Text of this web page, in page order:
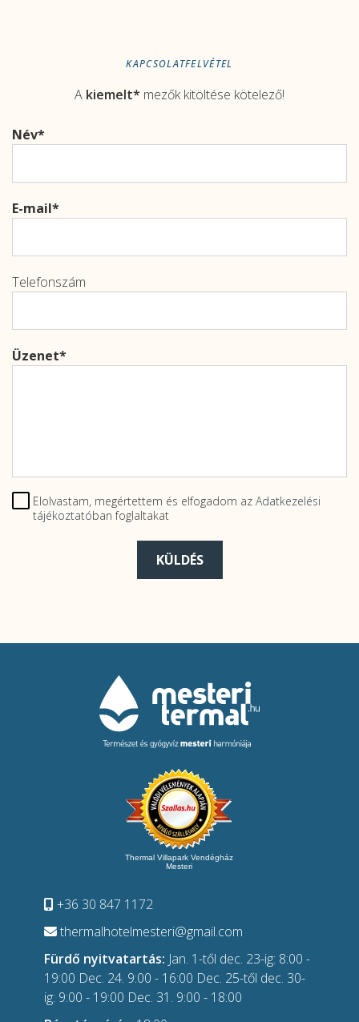
KAPCSOLATFELVÉTEL
A kiemelt* mezők kitöltése kötelező!
Név
E-mail
Telefonszám
Üzenet
Elolvastam, megértettem és elfogadom az Adatkezelési
tájékoztatóban foglaltakat
KÜLDÉS
Thermal Villapark Vendégház
Mesteri
+36 30 847 1172
thermalhotelmesteri@gmail.com
Fürdő nyitvatartás: Jan. 1-től dec. 23-ig: 8:00 -
19:00 Dec. 24. 9:00 - 16:00 Dec. 25-től dec. 30-
ig: 9:00 - 19:00 Dec. 31. 9:00 - 18:00